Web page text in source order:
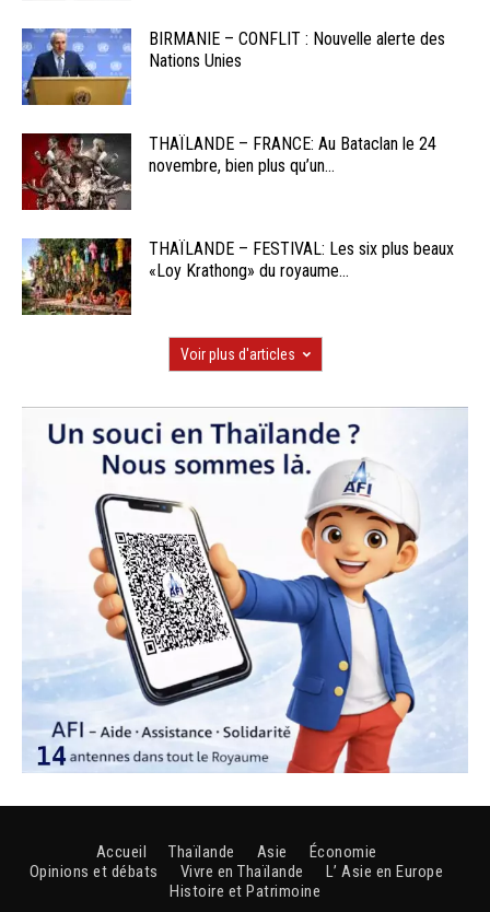
BIRMANIE – CONFLIT : Nouvelle alerte des
Nations Unies
THAÏLANDE – FRANCE: Au Bataclan le 24
novembre, bien plus qu’un...
THAÏLANDE – FESTIVAL: Les six plus beaux
«Loy Krathong» du royaume...
Voir plus d'articles
Accueil Thaïlande Asie
Économie
Opinions et débats
Vivre en Thaïlande
L’ Asie en Europe
Histoire et Patrimoine